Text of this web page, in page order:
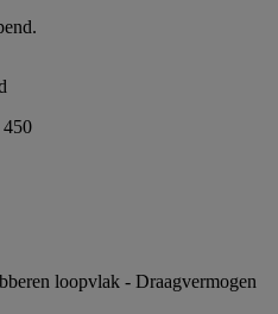
loopvlak - Draagvermogen